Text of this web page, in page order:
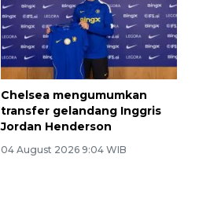
Chelsea mengumumkan
transfer gelandang Inggris
Jordan Henderson
04 August 2026 9:04 WIB